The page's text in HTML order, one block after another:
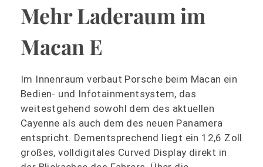
Mehr Laderaum im
Macan E
Im Innenraum verbaut Porsche beim Macan ein
Bedien- und Infotainmentsystem, das
weitestgehend sowohl dem des aktuellen
Cayenne als auch dem des neuen Panamera
entspricht. Dementsprechend liegt ein 12,6 Zoll
großes, volldigitales Curved Display direkt in